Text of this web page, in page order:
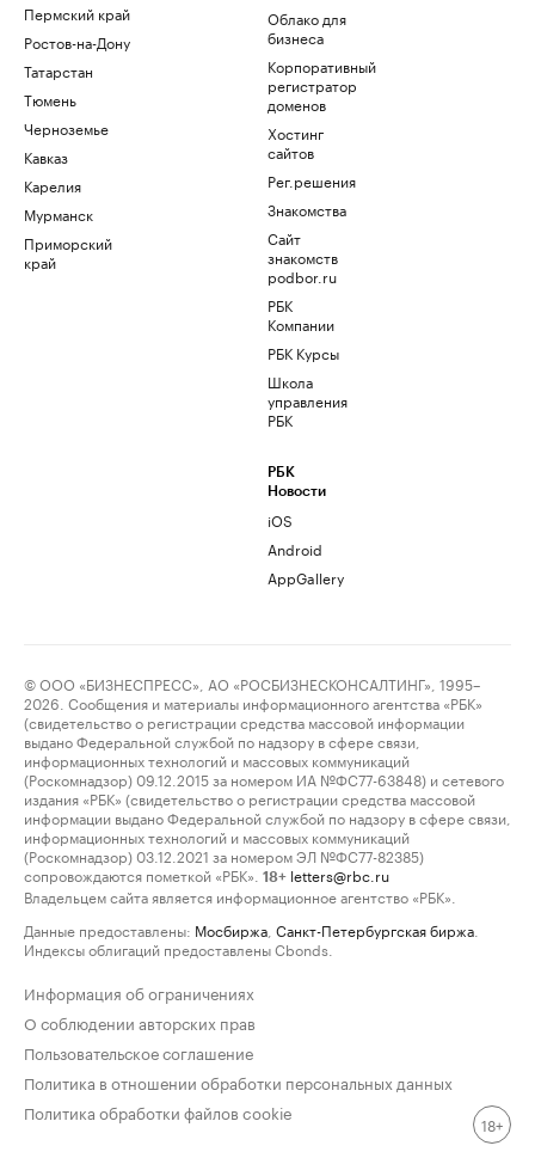
Пермский край
Ростов-на-Дону
Татарстан
Тюмень
Черноземье
Кавказ
Карелия
Мурманск
Приморский
край
Облако для
бизнеса
Корпоративный
регистратор
доменов
Хостинг
сайтов
Рег.решения
Знакомства
Сайт
знакомств
podbor.ru
РБК
Компании
РБК Курсы
Школа
управления
РБК
РБК
Новости
iOS
Android
AppGallery
© ООО «БИЗНЕСПРЕСС», АО «РОСБИЗНЕСКОНСАЛТИНГ», 1995–
2026. Сообщения и материалы информационного агентства «РБК»
(свидетельство о регистрации средства массовой информации
выдано Федеральной службой по надзору в сфере связи,
информационных технологий и массовых коммуникаций
(Роскомнадзор) 09.12.2015 за номером ИА №ФС77-63848) и сетевого
издания «РБК» (свидетельство о регистрации средства массовой
информации выдано Федеральной службой по надзору в сфере связи,
информационных технологий и массовых коммуникаций
(Роскомнадзор) 03.12.2021 за номером ЭЛ №ФС77-82385)
сопровождаются пометкой «РБК».
18+ letters@rbc.ru
Владельцем сайта является информационное агентство «РБК».
Данные предоставлены: Мосбиржа Санкт-Петербургская биржа
Индексы облигаций предоставлены Cbonds.
Информация об ограничениях
О соблюдении авторских прав
Пользовательское соглашение
Политика в отношении обработки персональных данных
Политика обработки файлов cookie
18+